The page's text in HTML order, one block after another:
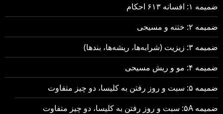
ضمیمه ۱: افسانه ۶۱۳ احکام
ضمیمه ۲: ختنه و مسیحی
ضمیمه ۳: زیزیت (شرابه‌ها، ریشه‌ها، بندها)
ضمیمه ۴: مو و ریش مسیحی
ضمیمه ۵: سبت و روز رفتن به کلیسا، دو چیز متفاوت
ضمیمه ۵A: سبت و روز رفتن به کلیسا، دو چیز متفاوت